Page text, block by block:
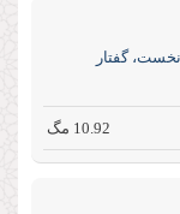
گفتار
10.92 مگ